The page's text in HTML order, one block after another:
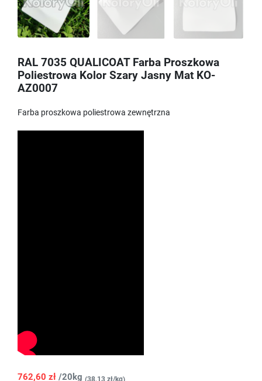
RAL 7035 QUALICOAT Farba Proszkowa
Poliestrowa Kolor Szary Jasny Mat KO-
AZ0007
Farba proszkowa poliestrowa zewnętrzna
762,60 zł /20kg (38,13 zł/kg)